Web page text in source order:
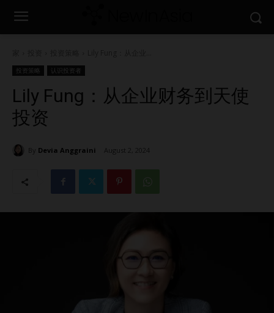
投资策略 认识投资者
Lily Fung：从企业财务到天使
投资
By Devia Anggraini August 2, 2024